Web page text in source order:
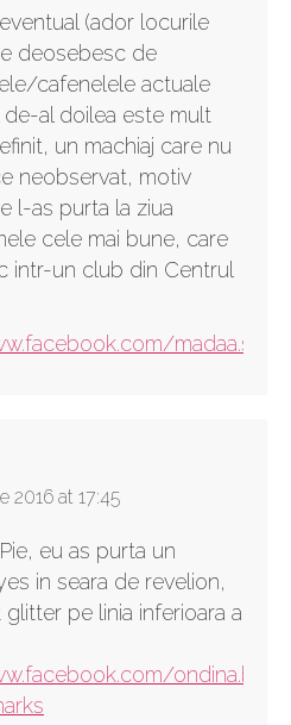
(ador locurile
deosebesc de
cafenelele actuale
de-al doilea este mult
un machiaj care nu
neobservat, motiv
l-as purta la ziua
cele mai bune, care
intr-un club din Centrul
madaa.silvia
2016 at 17:45
eu as purta un
in seara de revelion,
pe linia inferioara a